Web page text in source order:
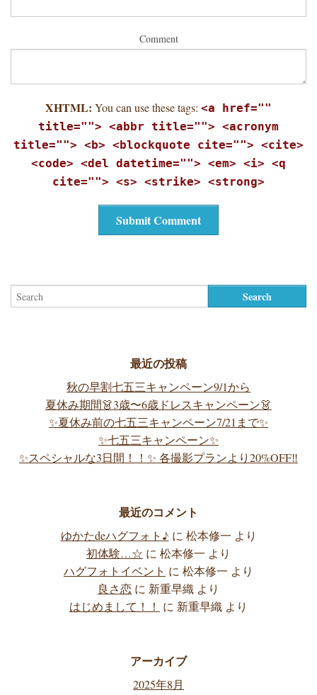
Comment
XHTML: You can use these tags: <a href=""
title=""> <abbr title=""> <acronym
title=""> <b> <blockquote cite=""> <cite>
<code> <del datetime=""> <em> <i> <q
cite=""> <s> <strike> <strong>
最近の投稿
秋の早割七五三キャンペーン9/1から
夏休み期間👗3歳〜6歳ドレスキャンペーン👗
✨夏休み前の七五三キャンペーン7/21まで✨
✨七五三キャンペーン✨
✨スペシャルな3日間！！✨ 各撮影プランより20%OFF‼️
最近のコメント
ゆかたdeハグフォト♪ に 松本修一 より
初体験…☆ に 松本修一 より
ハグフォトイベント に 松本修一 より
良さ恋 に 新重早織 より
はじめまして！！ に 新重早織 より
アーカイブ
2025年8月